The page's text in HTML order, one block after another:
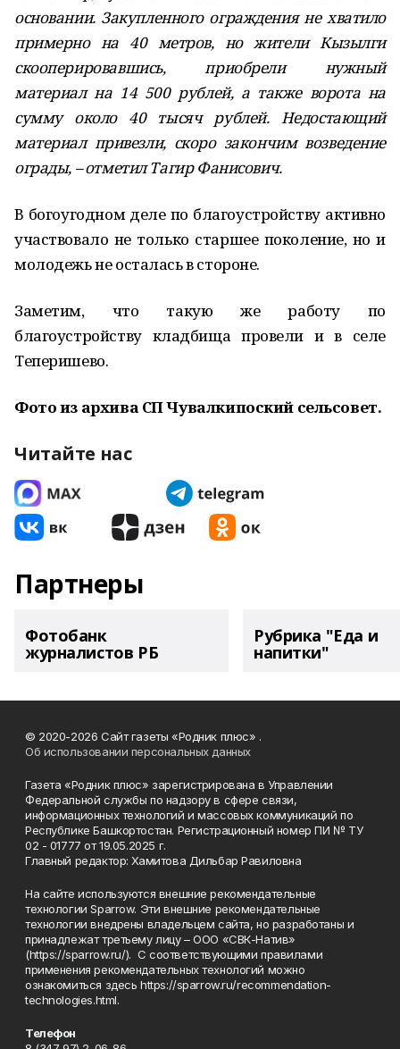
основании. Закупленного ограждения не хватило
примерно на 40 метров, но жители Кызылги
скооперировавшись, приобрели нужный
материал на 14 500 рублей, а также ворота на
сумму около 40 тысяч рублей. Недостающий
материал привезли, скоро закончим возведение
ограды, – отметил Тагир Фанисович.
В богоугодном деле по благоустройству активно
участвовало не только старшее поколение, но и
молодежь не осталась в стороне.
Заметим, что такую же работу по
благоустройству кладбища провели и в селе
Теперишево.
Фото из архива СП Чувалкипоский сельсовет.
Читайте нас
Партнеры
Фотобанк
журналистов РБ
Рубрика "Еда и
напитки"
© 2020-2026 Сайт газеты «Родник плюс» .
Об использовании персональных данных
Газета «Родник плюс» зарегистрирована в Управлении
Федеральной службы по надзору в сфере связи,
информационных технологий и массовых коммуникаций по
Республике Башкортостан. Регистрационный номер ПИ № ТУ
02 - 01777 от 19.05.2025 г.
Главный редактор: Хамитова Дильбар Равиловна
На сайте используются внешние рекомендательные
технологии Sparrow. Эти внешние рекомендательные
технологии внедрены владельцем сайта, но разработаны и
принадлежат третьему лицу – ООО «СВК-Натив»
(https://sparrow.ru/). С соответствующими правилами
применения рекомендательных технологий можно
ознакомиться здесь https://sparrow.ru/recommendation-
technologies.html.
Телефон